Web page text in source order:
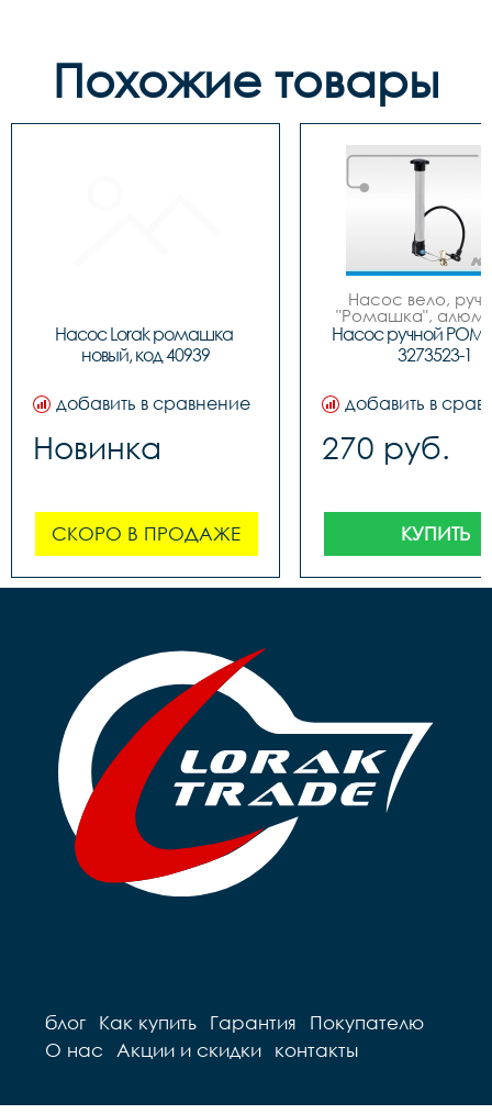
Похожие товары
Насос Lorak ромашка
новый, код 40939
добавить в сравнение
Новинка
СКОРО В ПРОДАЖЕ
Насос вело,
"Ромашка",
обратным
штоком, шланг
Насос ручной
3273523-1
добавить в
270 руб.
КУПИТЬ
блог Как купить Гарантия
Покупателю
О нас
Акции и скидки контакты